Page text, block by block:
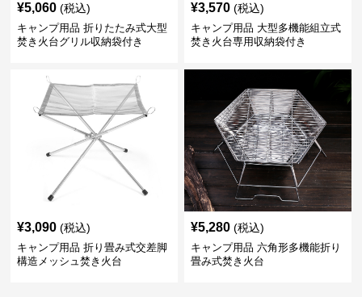
¥5,060 (税込)
キャンプ用品 折りたたみ式大型
焚き火台グリル収納袋付き
¥3,570 (税込)
キャンプ用品 大型多機能組立式
焚き火台専用収納袋付き
¥3,090 (税込)
キャンプ用品 折り畳み式交差脚
構造メッシュ焚き火台
¥5,280 (税込)
キャンプ用品 六角形多機能折り
畳み式焚き火台